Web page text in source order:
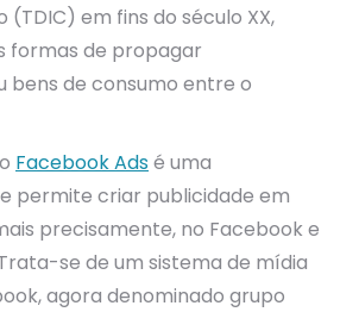
(TDIC) em fins do século XX,
formas de propagar
bens de consumo entre o
Facebook Adsé uma
permite criar publicidade em
precisamente, no Facebook e
se de um sistema de mídia
agora denominado grupo